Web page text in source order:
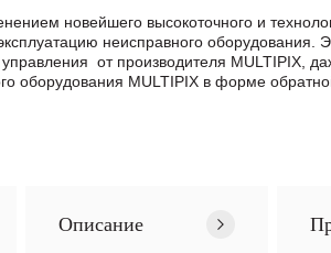
новейшего высокоточного и
неисправного оборудования.
от производителя MULTIPIX,
MULTIPIX в формe
Описание